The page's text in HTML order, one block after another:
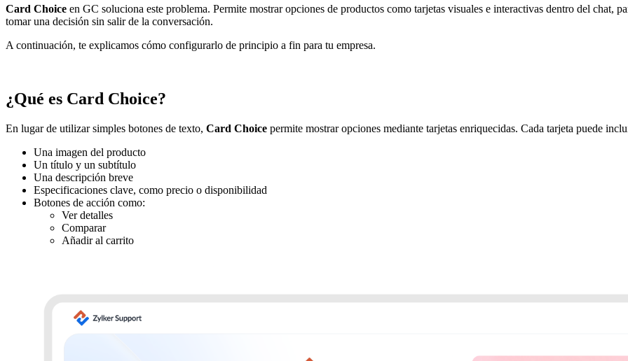
Card Choice en GC soluciona este problema. Permite mostrar opciones de productos como tarjetas visuales e interactivas dentro del chat,
tomar una decisión sin salir de la conversación.
A continuación, te explicamos cómo configurarlo de principio a fin para tu empresa.
¿Qué es Card Choice?
En lugar de utilizar simples botones de texto, Card Choice permite mostrar opciones mediante tarjetas enriquecidas. Cada tarjeta puede
Una imagen del producto
Un título y un subtítulo
Una descripción breve
Especificaciones clave, como precio o disponibilidad
Botones de acción como:
Ver detalles
Comparar
Añadir al carrito